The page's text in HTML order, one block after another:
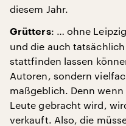
diesem Jahr.
Grütters: … ohne
und die auch
stattfinden lassen
Autoren, sondern
maßgeblich. Denn
Leute gebracht wird,
verkauft. Also, die